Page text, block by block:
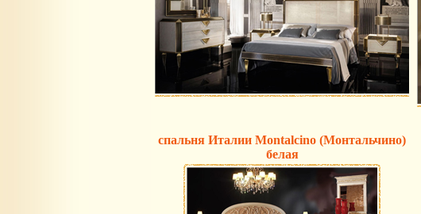
спальня Италии Montalcino (Монтальчино)
белая